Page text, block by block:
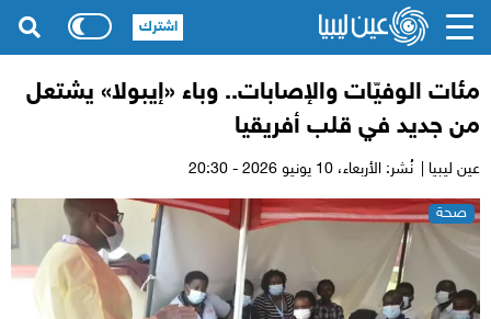
مئات الوفيّات والإصابات.. وباء «إيبولا» يشتعل
من جديد في قلب أفريقيا
عين ليبيا | نُشر: الأربعاء،
صحة
اشترك